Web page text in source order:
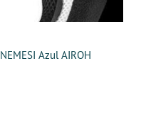
Azul AIROH